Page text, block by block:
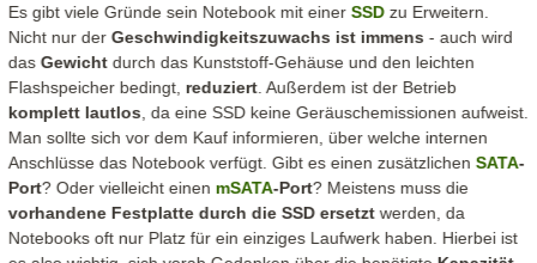
Es gibt viele Gründe sein Notebook mit einerSSD zu Erweitern.
Nicht nur derGeschwindigkeitszuwachs ist immens - auch wird
dasGewicht durch das Kunststoff-Gehäuse und den leichten
Flashspeicher bedingt,reduziert . Außerdem ist der Betrieb
komplett lautlos , da eine SSD keine Geräuschemissionen aufweist.
Man sollte sich vor dem Kauf informieren, über welche internen
Anschlüsse das Notebook verfügt. Gibt es einen zusätzlichenSATA-
Port? Oder vielleicht einenmSATA-Port? Meistens muss die
vorhandene Festplatte durch die SSD ersetztwerden, da
Notebooks oft nur Platz für ein einziges Laufwerk haben. Hierbei ist